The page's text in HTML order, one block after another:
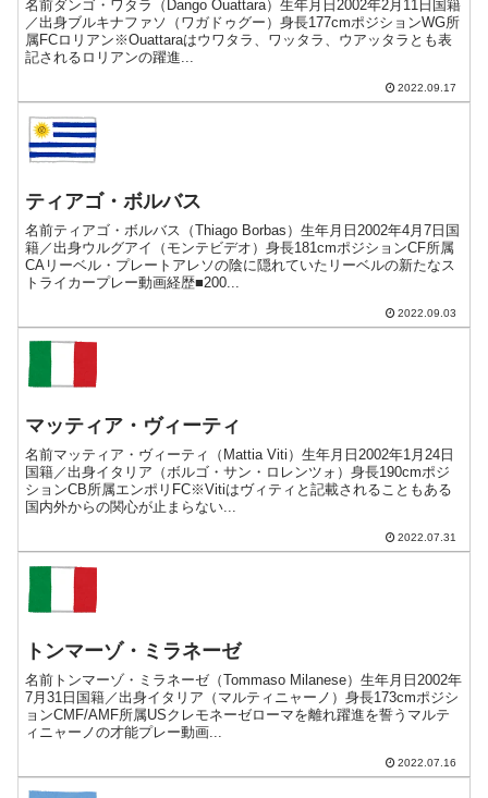
名前ダンゴ・ワタラ（Dango Ouattara）生年月日2002年2月11日国籍
／出身ブルキナファソ（ワガドゥグー）身長177cmポジションWG所
属FCロリアン※Ouattaraはウワタラ、ワッタラ、ウアッタラとも表
記されるロリアンの躍進...
2022.09.17
ティアゴ・ボルバス
名前ティアゴ・ボルバス（Thiago Borbas）生年月日2002年4月7日国
籍／出身ウルグアイ（モンテビデオ）身長181cmポジションCF所属
CAリーベル・プレートアレソの陰に隠れていたリーベルの新たなス
トライカープレー動画経歴■200...
2022.09.03
マッティア・ヴィーティ
名前マッティア・ヴィーティ（Mattia Viti）生年月日2002年1月24日
国籍／出身イタリア（ボルゴ・サン・ロレンツォ）身長190cmポジ
ションCB所属エンポリFC※Vitiはヴィティと記載されることもある
国内外からの関心が止まらない...
2022.07.31
トンマーゾ・ミラネーゼ
名前トンマーゾ・ミラネーゼ（Tommaso Milanese）生年月日2002年
7月31日国籍／出身イタリア（マルティニャーノ）身長173cmポジシ
ョンCMF/AMF所属USクレモネーゼローマを離れ躍進を誓うマルテ
ィニャーノの才能プレー動画...
2022.07.16